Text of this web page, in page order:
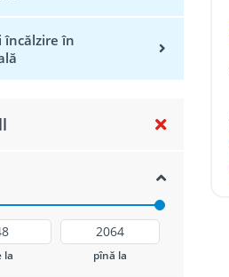
încălzire în
la pînă la